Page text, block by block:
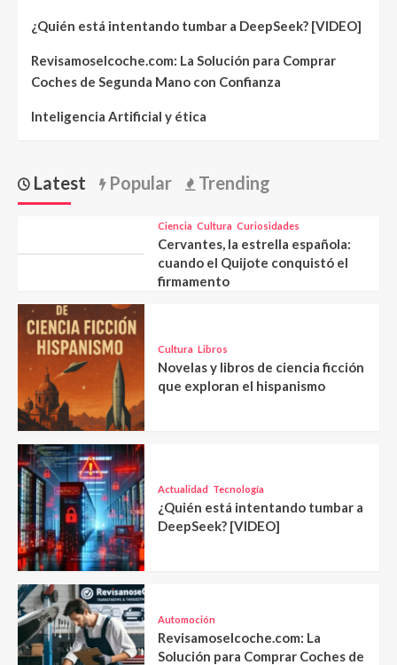
¿Quién está intentando tumbar a DeepSeek? [VIDEO]
Revisamoselcoche.com: La Solución para Comprar
Coches de Segunda Mano con Confianza
Inteligencia Artificial y ética
Latest Popular Trending
Ciencia Cultura Curiosidades
Cervantes, la estrella española:
cuando el Quijote conquistó el
firmamento
Cultura Libros
Novelas y libros de ciencia ficción
que exploran el hispanismo
Actualidad Tecnología
¿Quién está intentando tumbar a
DeepSeek? [VIDEO]
Automoción
Revisamoselcoche.com: La
Solución para Comprar Coches de